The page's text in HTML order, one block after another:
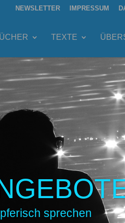
NEWSLETTER IMPRESSUM
TEXTE
sprechen